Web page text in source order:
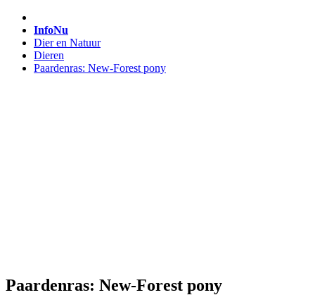
InfoNu
Dier en Natuur
Dieren
Paardenras: New-Forest pony
Paardenras: New-Forest pony